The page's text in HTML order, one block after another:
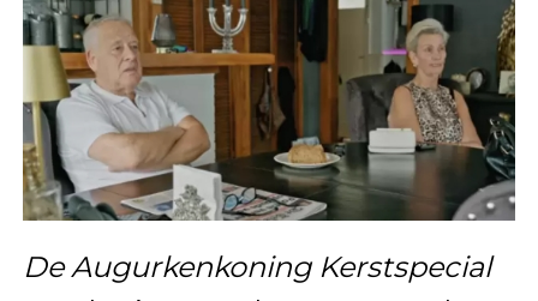
De Augurkenkoning Kerstspecial